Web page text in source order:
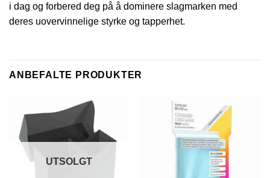
i dag og forbered deg på å dominere slagmarken med
deres uovervinnelige styrke og tapperhet.
ANBEFALTE PRODUKTER
UTSOLGT